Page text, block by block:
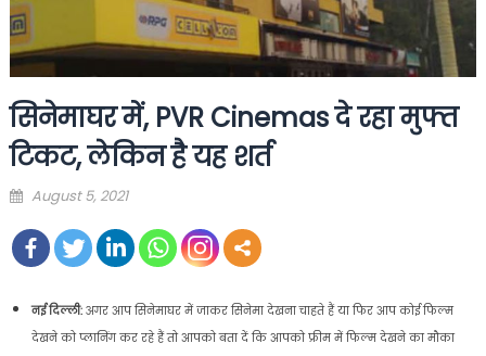
सिनेमाघर में, PVR Cinemas दे रहा मुफ्त
टिकट, लेकिन है यह शर्त
Posted
August 5, 2021
नई दिल्ली:अगर आप सिनेमाघर में जाकर सिनेमा देखना चाहते हैं या फिर आप कोई फिल्म
देखने को प्लानिंग कर रहे हैं तो आपको बता दें कि आपको फ्रीम में फिल्म देखने का मौका